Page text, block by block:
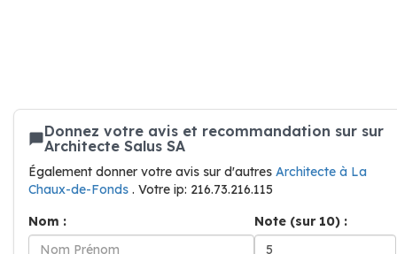
Donnez votre avis et recommandation sur sur
Architecte Salus SA
Également donner votre avis sur d'autres Architecte à La
Chaux-de-Fonds . Votre ip: 216.73.216.115
Nom :
Note (sur 10) :